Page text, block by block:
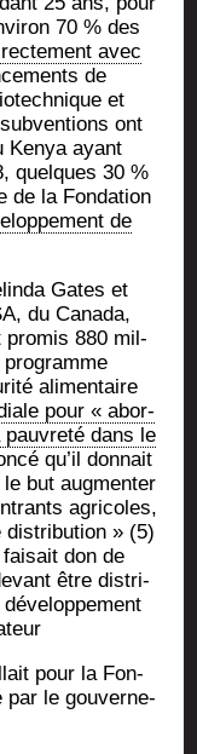
70 % des
avec
de
et
ont
Kenya ayant
quelques 30 %
de la Fon­da­tion
de
Gates et
du Cana­da,
pro­mis 880 mil­
ali­men­taire
pour « abor­
dans le
qu’il don­nait
but aug­men­ter
agri­coles,
dis­tri­bu­tion » (5)
fai­sait don de
être dis­tri­
pour la Fon­
par le gou­ver­ne­